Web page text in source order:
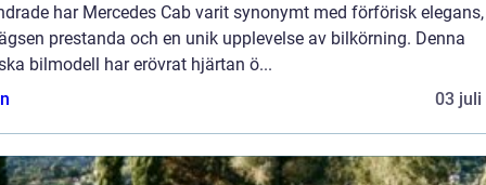
har Mercedes Cab varit synonymt med förförisk elegans,
prestanda och en unik upplevelse av bilkörning. Denna
bilmodell har erövrat hjärtan ö...
03 juli